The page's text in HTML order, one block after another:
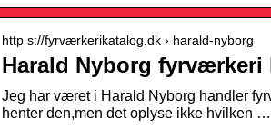
http s://fyrværkerikatalog.dk › harald-nyborg
Harald Nyborg fyrværkeri
Jeg har været i Harald Nyborg handler
henter den,men det oplyse ikke hvilken …